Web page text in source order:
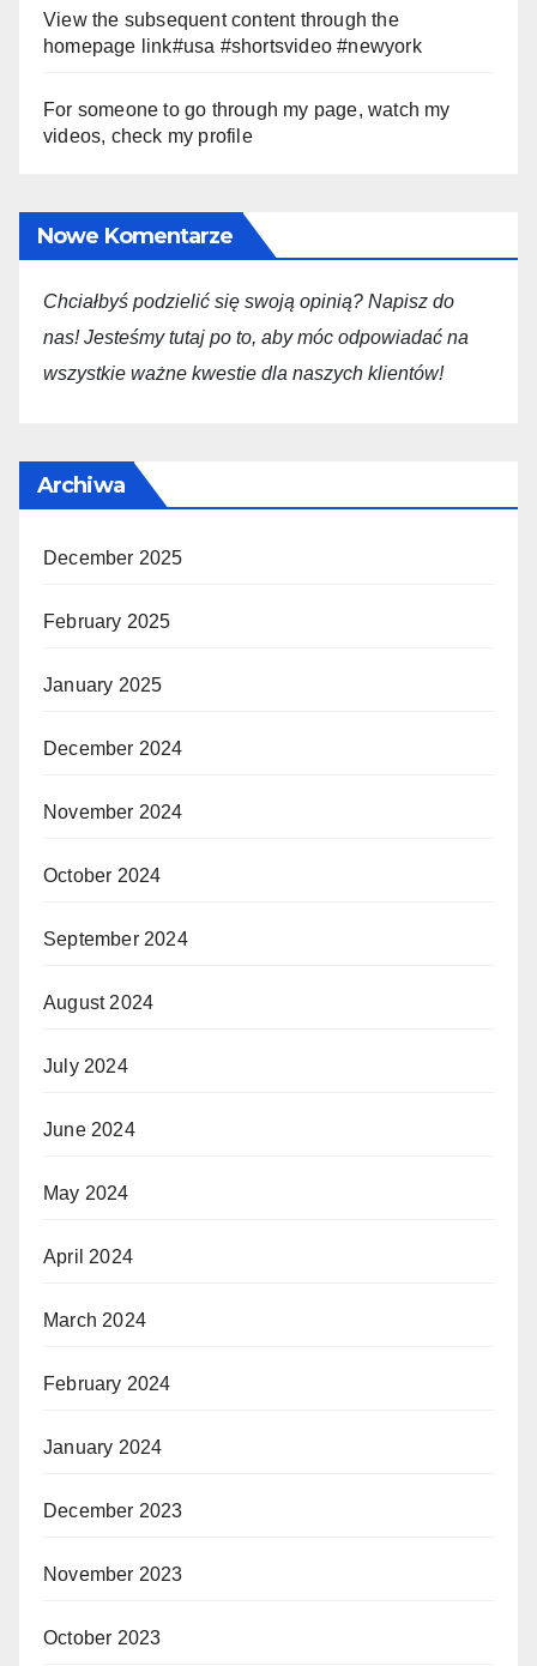
View the subsequent content through the
homepage link#usa #shortsvideo #newyork
For someone to go through my page, watch my
videos, check my profile
Nowe Komentarze
Chciałbyś podzielić się swoją opinią? Napisz do
nas! Jesteśmy tutaj po to, aby móc odpowiadać na
wszystkie ważne kwestie dla naszych klientów!
Archiwa
December 2025
February 2025
January 2025
December 2024
November 2024
October 2024
September 2024
August 2024
July 2024
June 2024
May 2024
April 2024
March 2024
February 2024
January 2024
December 2023
November 2023
October 2023